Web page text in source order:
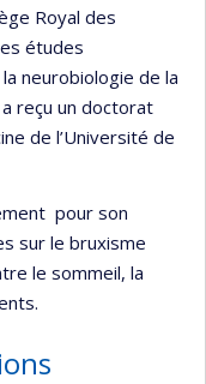
Royal des
études
neurobiologie de la
reçu un doctorat
de l’Université de
pour son
sur le bruxisme
le sommeil, la